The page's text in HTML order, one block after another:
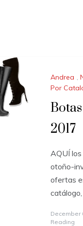
Andrea ,
Por
2017
AQUÍ
otoño-
ofertas
December
Reading